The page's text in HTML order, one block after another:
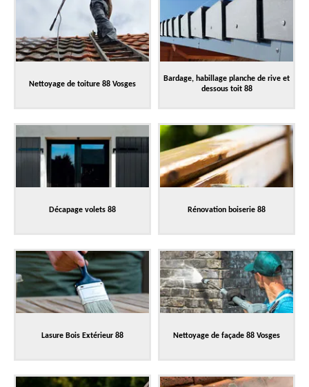
Nettoyage de toiture 88 Vosges
Bardage, habillage planche de rive et
dessous toit 88
Décapage volets 88 Rénovation boiserie 88
Lasure Bois Extérieur 88 Nettoyage de façade 88 Vosges